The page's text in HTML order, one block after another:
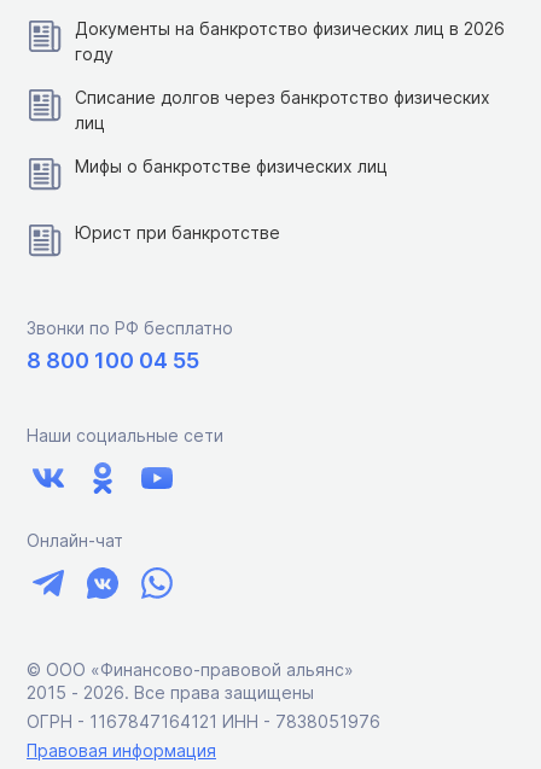
Документы на банкротство физических лиц в 2026
году
Списание долгов через банкротство физических
лиц
Мифы о банкротстве физических лиц
Юрист при банкротстве
Звонки по РФ бесплатно
8 800 100 04 55
Наши социальные сети
Онлайн-чат
© ООО «Финансово-правовой альянс»
2015 ‑ 2026. Все права защищены
ОГРН - 1167847164121 ИНН - 7838051976
Правовая информация